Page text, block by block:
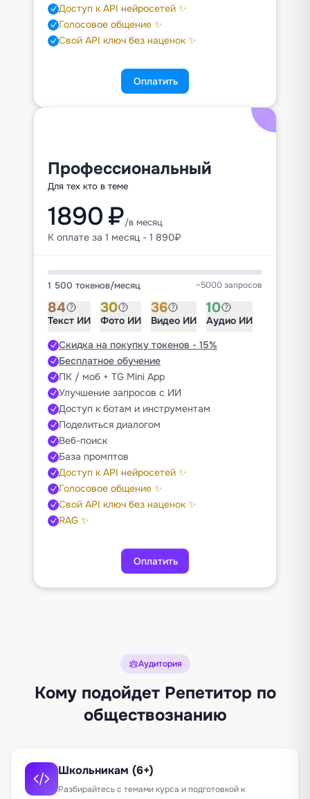
Доступ к API нейросетей ✨
Голосовое общение ✨
Свой API ключ без наценок ✨
Оплатить
Профессиональный
Для тех кто в теме
1890 ₽/в месяц
К оплате за 1 месяц - 1 890₽
1 500 токенов/месяц ~5000 запросов
84
Текст ИИ
30
Фото ИИ
36
Видео ИИ
10
Аудио ИИ
Скидка на покупку токенов - 15%
Бесплатное обучение
ПК / моб + TG Mini App
Улучшение запросов с ИИ
Доступ к ботам и инструментам
Поделиться диалогом
Веб-поиск
База промптов
Доступ к API нейросетей ✨
Голосовое общение ✨
Свой API ключ без наценок ✨
RAG ✨
Оплатить
Аудитория
Кому подойдет Репетитор по
обществознанию
Школьникам (6+)
Разбирайтесь с темами курса и подготовкой к